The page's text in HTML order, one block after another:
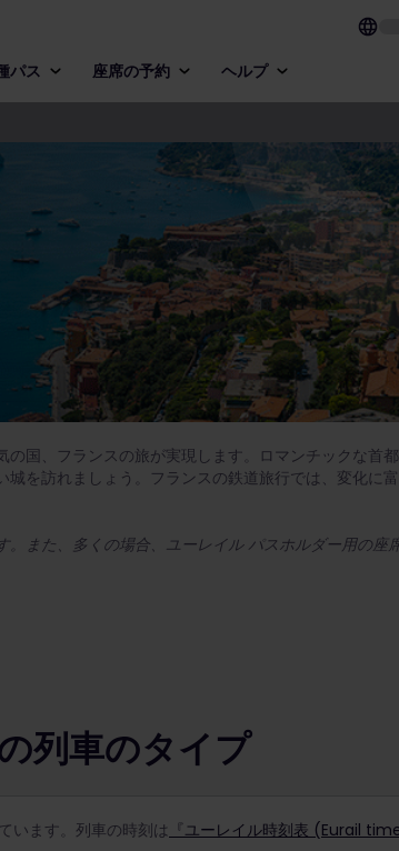
パス 座席の予約 ヘルプ
国、フランスの旅が実現します。ロマンチックな首
を訪れましょう。フランスの鉄道旅行では、変化に
。また、多くの場合、ユーレイル パスホルダー用の座
列車のタイプ
います。列車の時刻は 『ユーレイル時刻表 (Eurail